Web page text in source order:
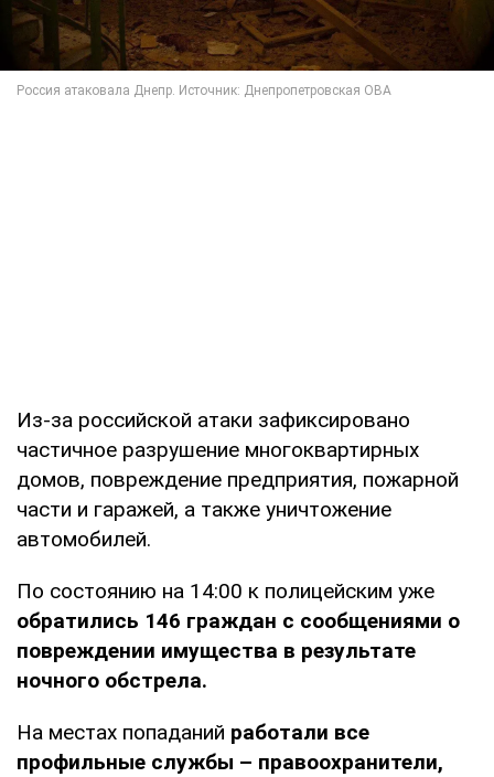
Из-за российской атаки зафиксировано
частичное разрушение многоквартирных
домов, повреждение предприятия, пожарной
части и гаражей, а также уничтожение
автомобилей.
По состоянию на 14:00 к полицейским уже
обратились 146 граждан с сообщениями о
повреждении имущества в результате
ночного обстрела.
На местах попаданий работали все
профильные службы – правоохранители,